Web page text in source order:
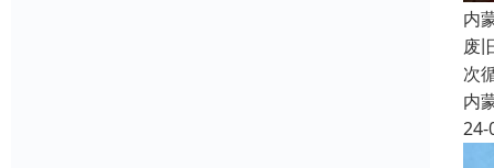
内
废
次
内
24-